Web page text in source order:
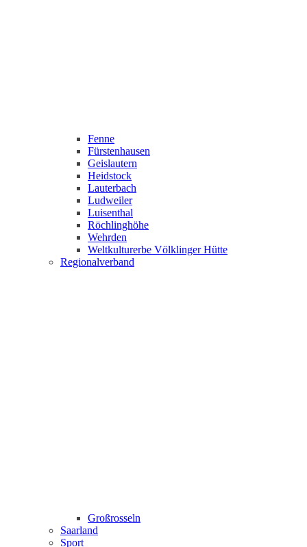
Fenne
Fürstenhausen
Geislautern
Heidstock
Lauterbach
Ludweiler
Luisenthal
Röchlinghöhe
Wehrden
Weltkulturerbe Völklinger Hütte
Regionalverband
Großrosseln
Saarland
Sport